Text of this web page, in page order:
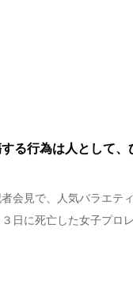
る行為は人として、
会見で、人気バラエテ
日に死亡した女子プロ